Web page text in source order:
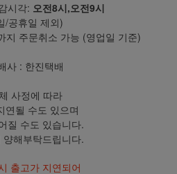
시각: 오전8시,오전9시
/공휴일 제외)
주문취소 가능 (영업일 기준)
사 : 한진택배
사정에 따라
연될 수도 있으며
질 수도 있습니다.
양해부탁드립니다.
출고가 지연되어